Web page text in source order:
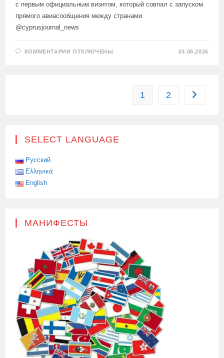
с первым официальным визитом, который совпал с запуском
прямого авиасообщения между странами.
@cyprusjournal_news
КОММЕНТАРИИ К
ОТКЛЮЧЕНЫ 03.06.2026
1 2 Перейти
SELECT LANGUAGE
Русский
Ελληνικά
English
МАНИФЕСТЫ